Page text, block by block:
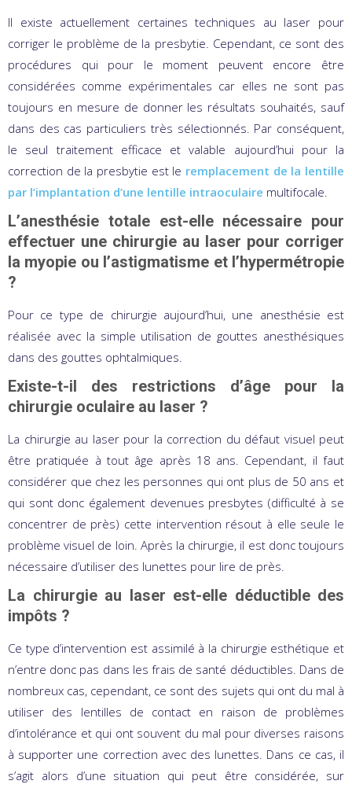
Il existe actuellement certaines techniques au laser pour
corriger le problème de la presbytie. Cependant, ce sont des
procédures qui pour le moment peuvent encore être
considérées comme expérimentales car elles ne sont pas
toujours en mesure de donner les résultats souhaités, sauf
dans des cas particuliers très sélectionnés. Par conséquent,
le seul traitement efficace et valable aujourd’hui pour la
correction de la presbytie est le remplacement de la lentille
par l’implantation d’une lentille intraoculaire multifocale.
L’anesthésie totale est-elle nécessaire pour
effectuer une chirurgie au laser pour corriger
la myopie ou l’astigmatisme et l’hypermétropie
?
Pour ce type de chirurgie aujourd’hui, une anesthésie est
réalisée avec la simple utilisation de gouttes anesthésiques
dans des gouttes ophtalmiques.
Existe-t-il des restrictions d’âge pour la
chirurgie oculaire au laser ?
La chirurgie au laser pour la correction du défaut visuel peut
être pratiquée à tout âge après 18 ans. Cependant, il faut
considérer que chez les personnes qui ont plus de 50 ans et
qui sont donc également devenues presbytes (difficulté à se
concentrer de près) cette intervention résout à elle seule le
problème visuel de loin. Après la chirurgie, il est donc toujours
nécessaire d’utiliser des lunettes pour lire de près.
La chirurgie au laser est-elle déductible des
impôts ?
Ce type d’intervention est assimilé à la chirurgie esthétique et
n’entre donc pas dans les frais de santé déductibles. Dans de
nombreux cas, cependant, ce sont des sujets qui ont du mal à
utiliser des lentilles de contact en raison de problèmes
d’intolérance et qui ont souvent du mal pour diverses raisons
à supporter une correction avec des lunettes. Dans ce cas, il
s’agit alors d’une situation qui peut être considérée, sur